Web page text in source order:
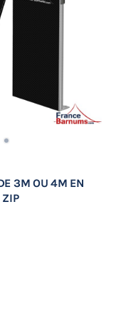
3M OU 4M EN
ZIP